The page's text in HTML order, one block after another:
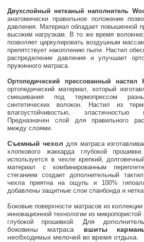
Двухслойный нетканый наполнитель
анатомически правильное положение
давления. Материал обладает повышенной
высоким нагрузкам. В то же время
позволяет циркулировать воздушным
препятствует накоплению пыли. Настил
распределение давления и улучшает
пружинного матраса.
Ортопедический прессованный настил
ортопедический материал, который
смешивания под термопрессом
синтетических волокон. Настил из
влагоустойчивостью,
Предназначен слой для правильного
между слоями.
Съемный чехол для матраса
хлопкового жаккарда глубокой
используется в чехле крепкий,
материал с комбинированным
стеганием создает дополнительный
чехла приятна на ощупь и 100%
добавлены защитные слои спанбонда и
Боковые поверхности матрасов из
инновационной технологии из микропористой
глубокой прошивкой.Для
боковины матраса вшиты
необходимых мелочей во время отдыха.